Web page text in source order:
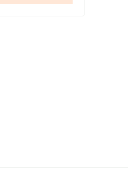
constan 515